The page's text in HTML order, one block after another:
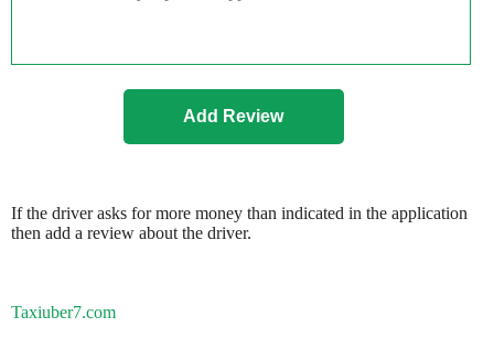
If the driver asks for more money than indicated in the application
then add a review about the driver.
Taxiuber7.com